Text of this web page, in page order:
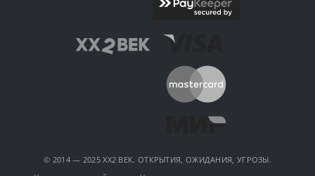
© 2014 — 2025 XX2 ВЕК. ОТКРЫТИЯ, ОЖИДАНИЯ, УГРОЗЫ.